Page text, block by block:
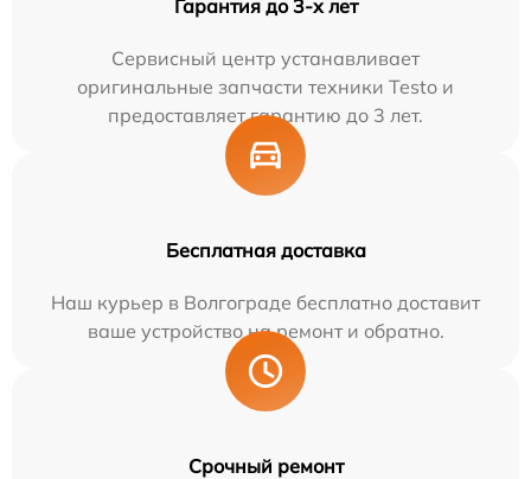
Гарантия до 3-х лет
Сервисный центр устанавливает
оригинальные запчасти техники Testo и
предоставляет гарантию до 3 лет.
Бесплатная доставка
Наш курьер в Волгограде бесплатно доставит
ваше устройство на ремонт и обратно.
Срочный ремонт